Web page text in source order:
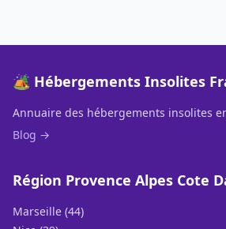
🏕️ Hébergements Insolites
Annuaire des hébergements insolites
Blog →
Région Provence Alpes Cote
Marseille (44)